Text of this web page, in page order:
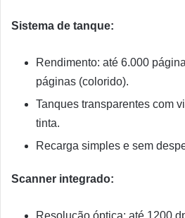
Sistema de tanque:
Rendimento: até 6.000
páginas (colorido).
Tanques transparentes com
tinta.
Recarga simples e sem
Scanner integrado: